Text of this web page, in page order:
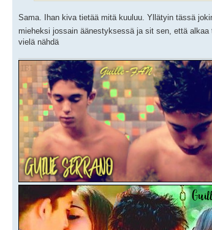
Sama. Ihan kiva tietää mitä kuuluu. Yllätyin tässä
mieheksi jossain äänestyksessä ja sit sen, että
vielä nähdä